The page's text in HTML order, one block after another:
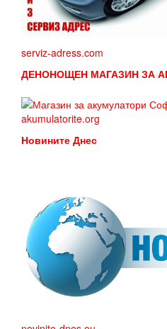
serviz-adress.com
ДЕНОНОЩЕН МАГАЗИН ЗА
akumulatorite.org
Новините Днес